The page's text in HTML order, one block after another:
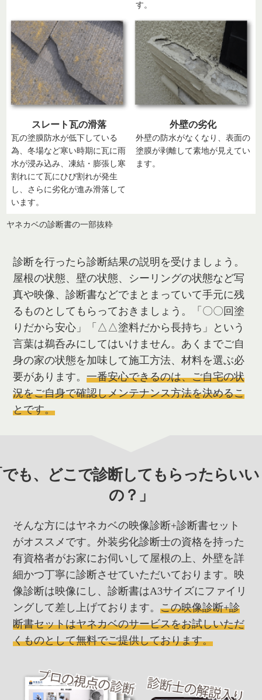
す。
スレート瓦の滑落
瓦の塗膜防水が低下している
為、冬場など寒い時期に瓦に雨
水が浸み込み、凍結・膨張し寒
割れにて瓦にひび割れが発生
し、さらに劣化が進み滑落して
います。
外壁の劣化
外壁の防水がなくなり、表面の
塗膜が剥離して素地が見えてい
ます。
ヤネカベの診断書の一部抜粋
診断を行ったら診断結果の説明を受けましょう。
屋根の状態、壁の状態、シーリングの状態など写
真や映像、診断書などでまとまっていて手元に残
るものとしてもらっておきましょう。「〇〇回塗
りだから安心」「△△塗料だから長持ち」という
言葉は鵜呑みにしてはいけません。あくまでご自
身の家の状態を加味して施工方法、材料を選ぶ必
要があります。一番安心できるのは、ご自宅の状
況をご自身で確認しメンテナンス方法を決めるこ
とです。
も、どこで診断してもらったらいい
の？」
そんな方にはヤネカベの映像診断+診断書セット
がオススメです。外装劣化診断士の資格を持った
有資格者がお家にお伺いして屋根の上、外壁を詳
細かつ丁寧に診断させていただいております。映
像診断は映像にし、診断書はA3サイズにファイリ
ングして差し上げております。この映像診断+診
断書セットはヤネカベのサービスをお試しいただ
くものとして無料でご提供しております。